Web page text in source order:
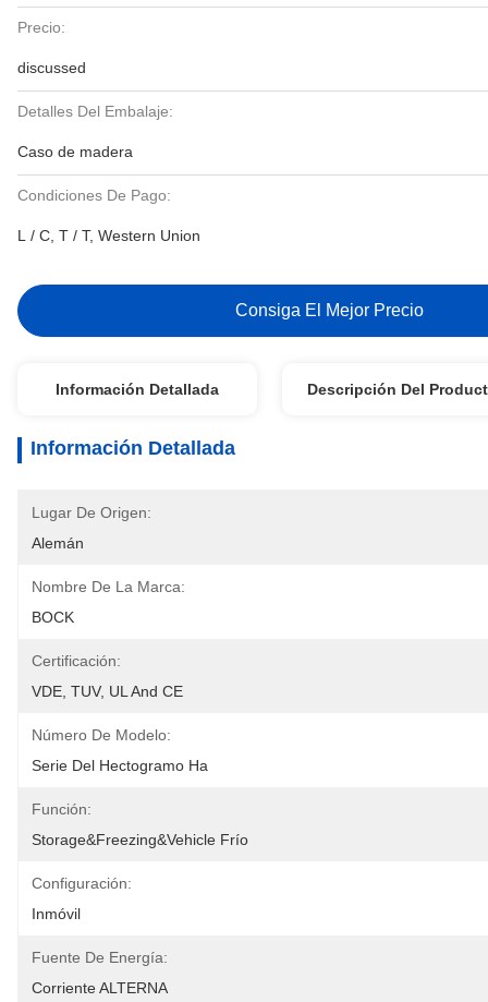
Precio:
discussed
Detalles Del Embalaje:
Caso de madera
Condiciones De Pago:
L / C, T / T, Western Union
Consiga El Mejor Precio
Información Detallada Descripción Del
Información Detallada
Lugar De Origen:
Alemán
Nombre De La Marca:
BOCK
Certificación:
VDE, TUV, UL And CE
Número De Modelo:
Serie Del Hectogramo Ha
Función:
Storage&Freezing&Vehicle Frío
Configuración:
Inmóvil
Fuente De Energía:
Corriente ALTERNA